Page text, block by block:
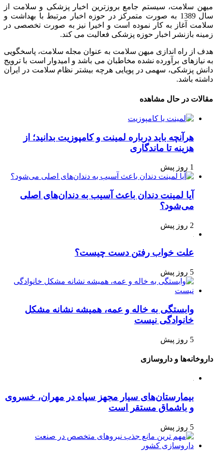
میهن سلامت، سیستم جامع بروزترین اخبار پزشکی و سلامت از
سال 1389 به صورت متمرکز در حوزه اخبار مرتبط با بهداشت و
سلامت آغاز به کار نموده است و اخیرا نیز به صورت تخصصی در
زمینه بازنشر اخبار حوزه پزشکی فعالیت می کند.
هدف از راه اندازی میهن سلامت به عنوان مجله سلامت، پاسخگویی
به نیازهای برآورده نشده مخاطبان می باشد و امیدوار است با ترویج
دانش پزشکی، سهمی در پویایی هرچه بیشتر نظام سلامت در ایران
داشته باشد.
مقالات در حال مشاهده
هرآنچه باید درباره لمینت و کامپوزیت بدانید؛ از
هزینه تا ماندگاری
1 روز پیش
آیا لمینت دندان باعث آسیب به دندان‌های اصلی
می‌شود؟
2 روز پیش
علت خواب رفتن دست چیست؟
5 روز پیش
وابستگی به خاله و عمه، همیشه نشانه مشکل
خانوادگی نیست
5 روز پیش
داروخانه‌ها و داروسازی
بیمارستان‌های سیار مجهز سپاه در مهران، خسروی
و باشماق مستقر است
5 روز پیش